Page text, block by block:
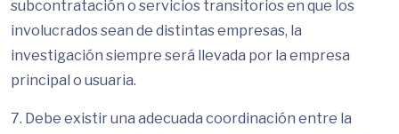
subcontratación o servicios transitorios en que los
involucrados sean de distintas empresas, la
investigación siempre será llevada por la empresa
principal o usuaria.
7. Debe existir una adecuada coordinación entre la